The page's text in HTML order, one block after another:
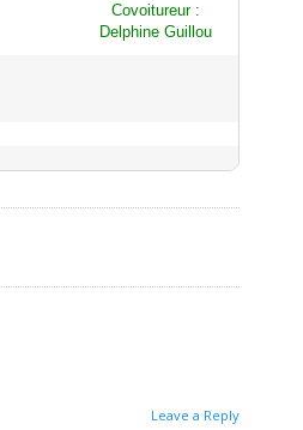
Covoitureur :
Delphine Guillou
Leave a Reply